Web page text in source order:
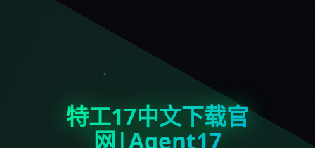
特工17中文下载官
网|Agent17